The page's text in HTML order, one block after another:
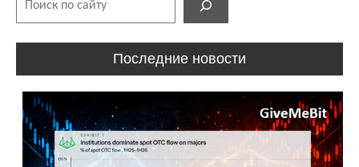
Последние новости